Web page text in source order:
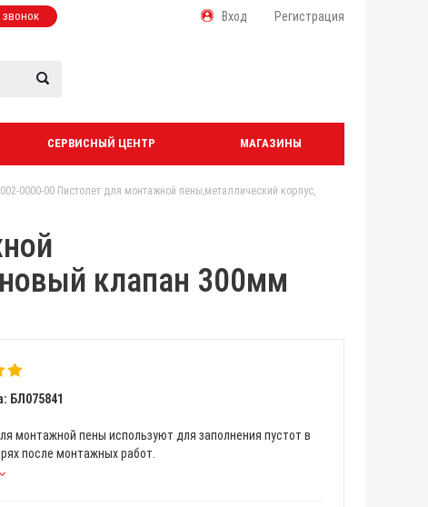
звонок Вход Регистрация
СЕРВИСНЫЙ ЦЕНТР МАГАЗИНЫ
0000-00 Пистолет для монтажной пены,металлический корпус,
клапан 300мм
БЛ075841
монтажной пены используют для заполнения пустот в
после монтажных работ.